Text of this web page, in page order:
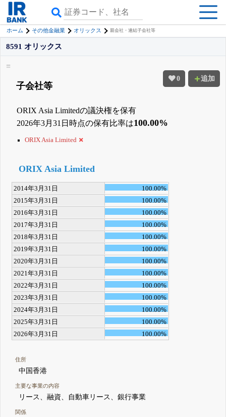
ホーム その他金融業 オリックス 親会社・連結子会社等
0 追加
8591 オリックス
子会社等
ORIX Asia Limitedの議決権を保有
2026年3月31日時点の保有比率は100.00%
ORIX Asia Limited
ORIX Asia Limited
2014年3月31日
100.00%
2015年3月31日
100.00%
2016年3月31日
100.00%
2017年3月31日
100.00%
2018年3月31日
100.00%
2019年3月31日
100.00%
2020年3月31日
100.00%
2021年3月31日
100.00%
2022年3月31日
100.00%
2023年3月31日
100.00%
2024年3月31日
100.00%
2025年3月31日
100.00%
2026年3月31日
100.00%
住所
中国香港
主要な事業の内容
リース、融資、自動車リース、銀行事業
関係